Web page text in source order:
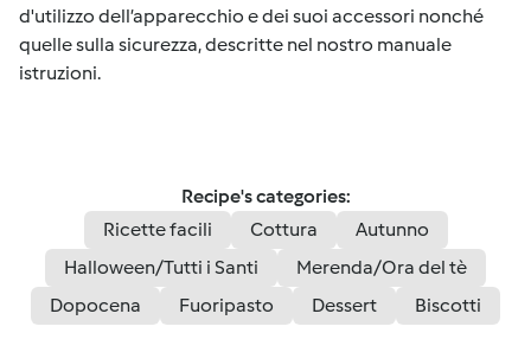
d'utilizzo dell’apparecchio e dei suoi accessori nonché
quelle sulla sicurezza, descritte nel nostro manuale
istruzioni.
Recipe's categories:
Ricette facili
Cottura
Autunno
Halloween/Tutti i Santi
Merenda/Ora del tè
Dopocena
Fuoripasto Dessert Biscotti